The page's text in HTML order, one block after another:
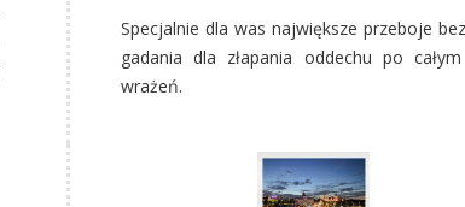
Specjalnie dla was największe przeboje
gadania dla złapania oddechu po
wrażeń.